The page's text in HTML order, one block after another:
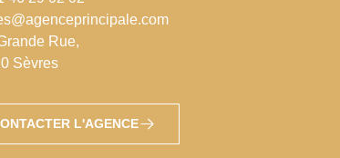
Rue,
Sèvres
L'AGENCE